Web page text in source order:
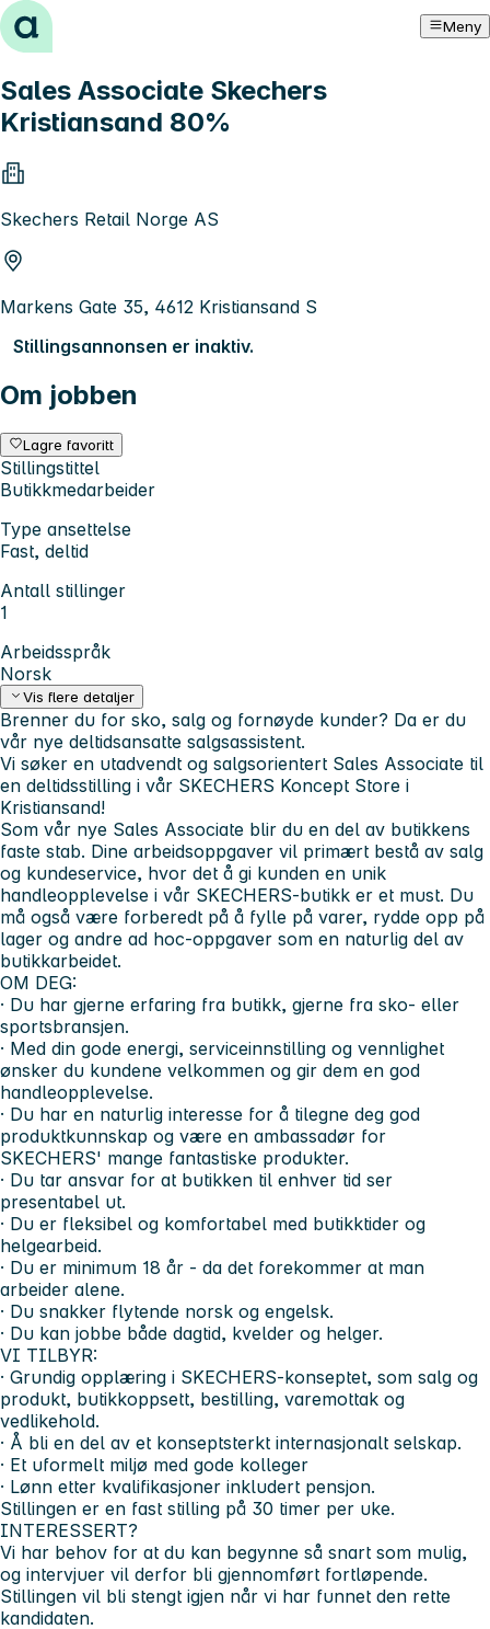
Hopp til innhold Meny
Sales Associate Skechers
Kristiansand 80%
Skechers Retail Norge AS
Markens Gate 35, 4612 Kristiansand S
Stillingsannonsen er inaktiv.
Om jobben
Lagre favoritt
Stillingstittel
Butikkmedarbeider
Type ansettelse
Fast, deltid
Antall stillinger
1
Arbeidsspråk
Norsk
Vis flere detaljer
Brenner du for sko, salg og fornøyde kunder? Da er du
vår nye deltidsansatte salgsassistent.
Vi søker en utadvendt og salgsorientert Sales Associate til
en deltidsstilling i vår SKECHERS Koncept Store i
Kristiansand!
Som vår nye Sales Associate blir du en del av butikkens
faste stab. Dine arbeidsoppgaver vil primært bestå av salg
og kundeservice, hvor det å gi kunden en unik
handleopplevelse i vår SKECHERS-butikk er et must. Du
må også være forberedt på å fylle på varer, rydde opp på
lager og andre ad hoc-oppgaver som en naturlig del av
butikkarbeidet.
OM DEG:
· Du har gjerne erfaring fra butikk, gjerne fra sko- eller
sportsbransjen.
· Med din gode energi, serviceinnstilling og vennlighet
ønsker du kundene velkommen og gir dem en god
handleopplevelse.
· Du har en naturlig interesse for å tilegne deg god
produktkunnskap og være en ambassadør for
SKECHERS' mange fantastiske produkter.
· Du tar ansvar for at butikken til enhver tid ser
presentabel ut.
· Du er fleksibel og komfortabel med butikktider og
helgearbeid.
· Du er minimum 18 år - da det forekommer at man
arbeider alene.
· Du snakker flytende norsk og engelsk.
· Du kan jobbe både dagtid, kvelder og helger.
VI TILBYR:
· Grundig opplæring i SKECHERS-konseptet, som salg og
produkt, butikkoppsett, bestilling, varemottak og
vedlikehold.
· Å bli en del av et konseptsterkt internasjonalt selskap.
· Et uformelt miljø med gode kolleger
· Lønn etter kvalifikasjoner inkludert pensjon.
Stillingen er en fast stilling på 30 timer per uke.
INTERESSERT?
Vi har behov for at du kan begynne så snart som mulig,
og intervjuer vil derfor bli gjennomført fortløpende.
Stillingen vil bli stengt igjen når vi har funnet den rette
kandidaten.